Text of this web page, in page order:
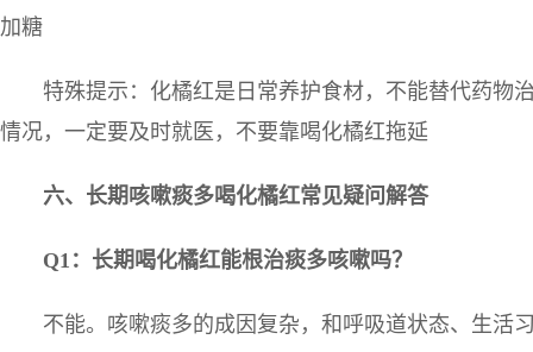
加糖
特殊提示：化橘红是日常养护食材，不能替代药物
情况，一定要及时就医，不要靠喝化橘红拖延
六、长期咳嗽痰多喝化橘红常见疑问解答
Q1 ：长期喝化橘红能根治痰多咳嗽吗？
不能。咳嗽痰多的成因复杂，和呼吸道状态、生活